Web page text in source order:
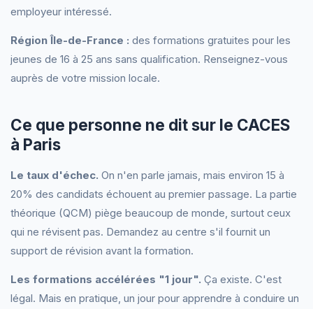
employeur intéressé.
Région Île-de-France : des formations gratuites pour les
jeunes de 16 à 25 ans sans qualification. Renseignez-vous
auprès de votre mission locale.
Ce que personne ne dit sur le CACES
à Paris
Le taux d'échec. On n'en parle jamais, mais environ 15 à
20% des candidats échouent au premier passage. La partie
théorique (QCM) piège beaucoup de monde, surtout ceux
qui ne révisent pas. Demandez au centre s'il fournit un
support de révision avant la formation.
Les formations accélérées "1 jour". Ça existe. C'est
légal. Mais en pratique, un jour pour apprendre à conduire un